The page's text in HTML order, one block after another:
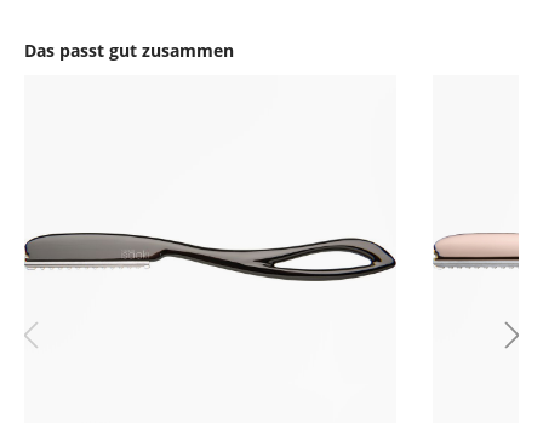
Das passt gut zusammen